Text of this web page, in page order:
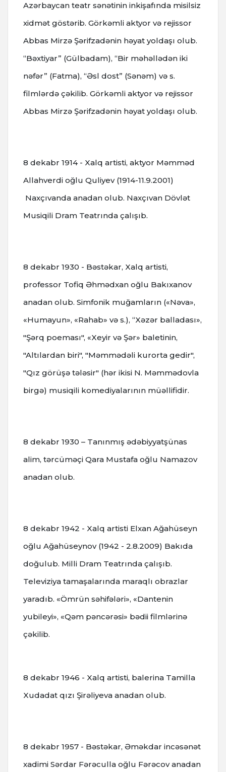
Azərbaycan teatr sənətinin inkişafında misilsiz
xidmət göstərib. Görkəmli aktyor və rejissor
Abbas Mirzə Şərifzadənin həyat yoldaşı olub.
“Bəxtiyar” (Gülbadam), “Bir məhəllədən iki
nəfər” (Fatma), “Əsl dost” (Sənəm) və s.
filmlərdə çəkilib. Görkəmli aktyor və rejissor
Abbas Mirzə Şərifzadənin həyat yoldaşı olub.
8 dekabr 1914 - Xalq artisti, aktyоr Məmməd
Allahvеrdi oğlu Quliyеv (1914-11.9.2001)
Naxçıvanda anadan olub. Naxçıvan Dövlət
Musiqili Dram Teatrında çalışıb.
8 dekabr 1930 - Bəstəkar, Xalq artisti,
professor Tofiq Əhmədxan oğlu Bakıxanov
anadan olub. Simfonik muğamların («Nəva»,
«Humayun», «Rahab» və s.), “Xəzər balladası»,
"Şərq poeması", «Xeyir və Şər» baletinin,
"Altılardan biri", "Məmmədəli kurorta gedir",
"Qız görüşə tələsir" (hər ikisi N. Məmmədovla
birgə) musiqili komediyalarının müəllifidir.
8 dekabr 1930 – Tanınmış ədəbiyyatşünas
alim, tərcüməçi Qara Mustafa oğlu Namazov
anadan olub.
8 dekabr 1942 - Xalq artisti Elxan Ağahüseyn
oğlu Ağahüseynov (1942 - 2.8.2009) Bakıda
doğulub. Milli Dram Teatrında çalışıb.
Televiziya tamaşalarında maraqlı obrazlar
yaradıb. «Ömrün səhifələri», «Dantenin
yubileyi», «Qəm pəncərəsi» bədii filmlərinə
çəkilib.
8 dekabr 1946 - Xalq artisti, balerina Tamilla
Xudadat qızı Şirəliyeva anadan olub.
8 dekabr 1957 - Bəstəkar, Əməkdar incəsənət
xadimi Sərdar Fərəculla oğlu Fərəcov anadan